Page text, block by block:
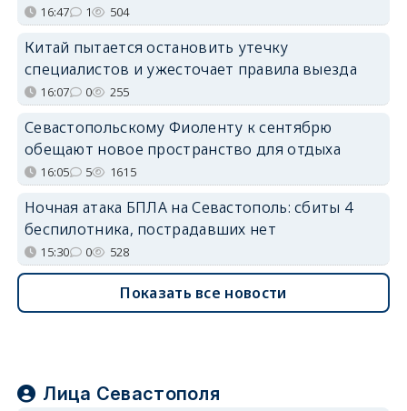
16:47 1 504
Китай пытается остановить утечку
специалистов и ужесточает правила выезда
16:07 0 255
Севастопольскому Фиоленту к сентябрю
обещают новое пространство для отдыха
16:05 5 1615
Ночная атака БПЛА на Севастополь: сбиты 4
беспилотника, пострадавших нет
15:30 0 528
Показать все новости
Лица Севастополя